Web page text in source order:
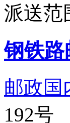
派送范
钢铁路
邮政国
192号